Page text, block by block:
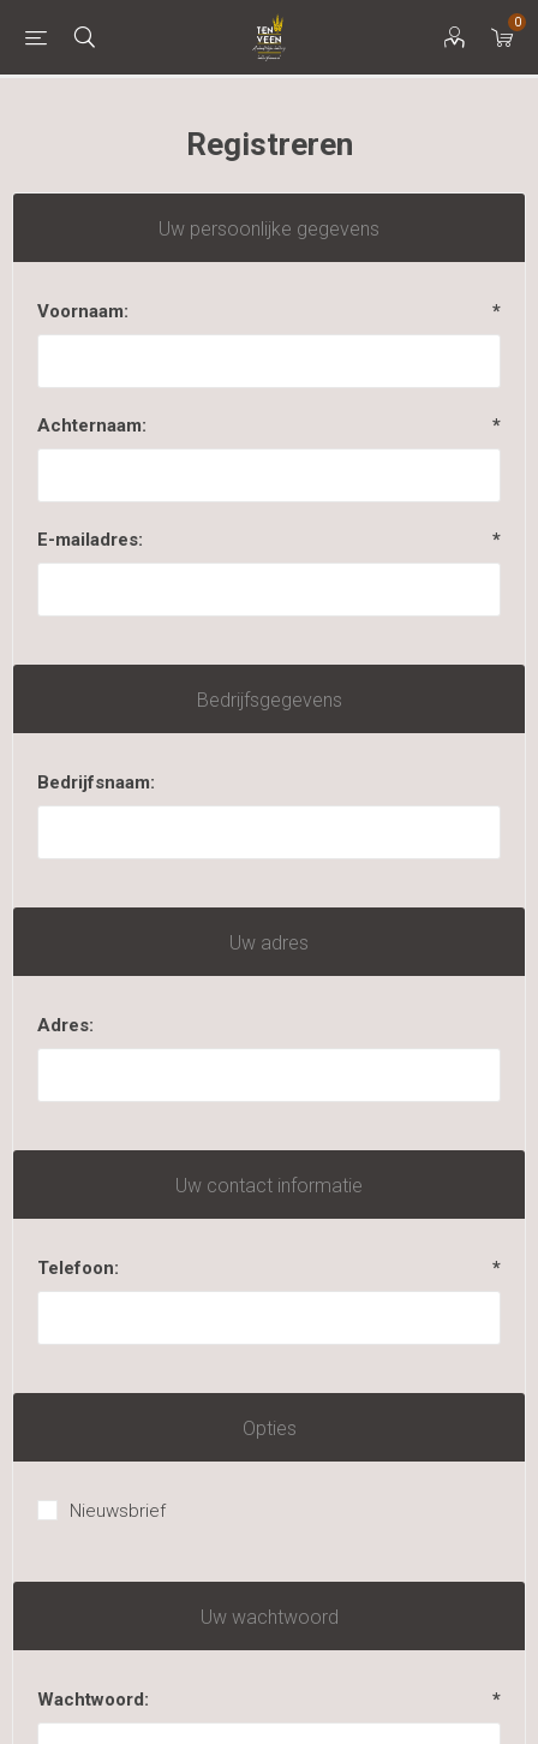
0
Registreren
Uw persoonlijke gegevens
Voornaam: *
Achternaam: *
E-mailadres: *
Bedrijfsgegevens
Bedrijfsnaam:
Uw adres
Adres:
Uw contact informatie
Telefoon: *
Opties
Nieuwsbrief
Uw wachtwoord
Wachtwoord: *